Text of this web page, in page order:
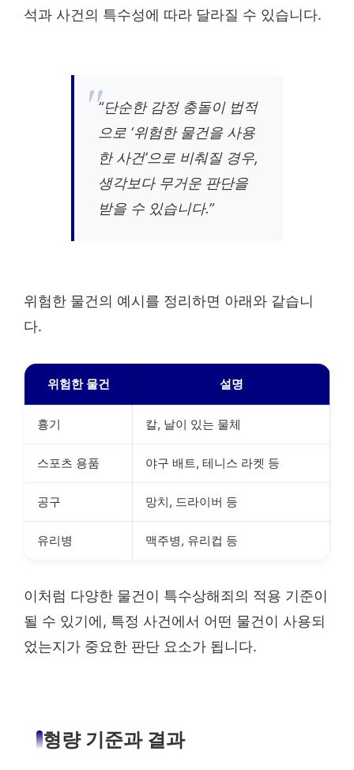
석과 사건의 특수성에 따라 달라질 수 있습니다.
“단순한 감정 충돌이 법적
으로 ‘위험한 물건을 사용
한 사건’으로 비춰질 경우,
생각보다 무거운 판단을
받을 수 있습니다.”
위험한 물건의 예시를 정리하면 아래와 같습니
다.
위험한 물건 설명
흉기 칼, 날이 있는 물체
스포츠 용품 야구 배트, 테니스 라켓 등
공구 망치, 드라이버 등
유리병 맥주병, 유리컵 등
이처럼 다양한 물건이 특수상해죄의 적용 기준이
될 수 있기에, 특정 사건에서 어떤 물건이 사용되
었는지가 중요한 판단 요소가 됩니다.
형량 기준과 결과